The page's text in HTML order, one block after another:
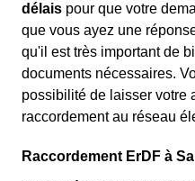
délais pour que votre
que vous ayez une
qu'il est très important de
documents nécessaires.
possibilité de laisser votre
raccordement au réseau
Raccordement ErDF à